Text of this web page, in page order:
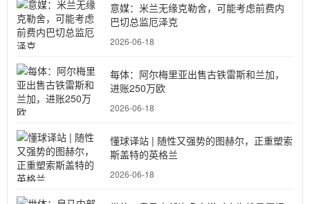
意媒：米兰无缘克勒舍，可能考虑前费内
巴切总监厄泽克
2026-06-18
每体：阿尔梅里亚出售古铁雷斯和兰加，
进账250万欧
2026-06-18
懂球译站 | 随性又强势的图赫尔，正重塑索
斯盖特的英格兰
2026-06-18